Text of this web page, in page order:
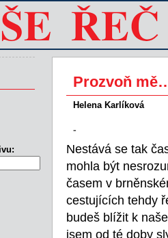
Prozvoň
Helena Karlíková
-
Nestává se tak
mohla být
časem v
cestujících tehdy
budeš blížit k
jsem od té doby